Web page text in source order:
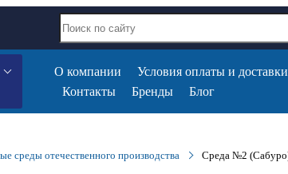
О компании
Условия оплаты и доставки
Контакты
Бренды Блог
среды отечественного производства Среда №2